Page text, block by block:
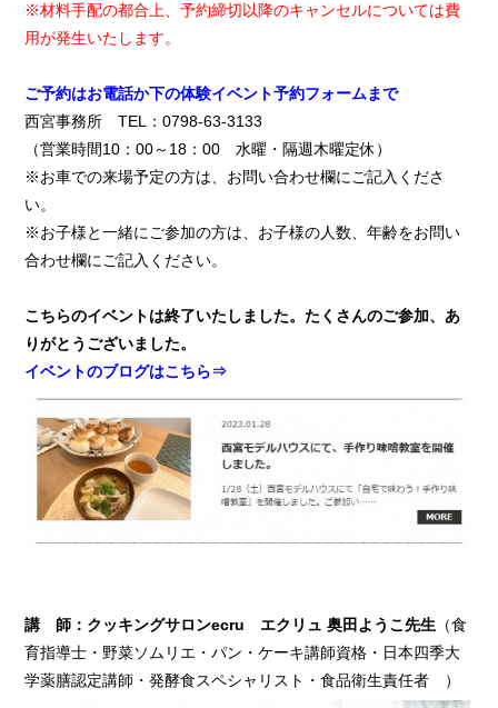
※材料手配の都合上、予約締切以降のキャンセルについては費
用が発生いたします。
ご予約はお電話か下の体験イベント予約フォームまで
西宮事務所 TEL：0798-63-3133
（営業時間10：00～18：00 水曜・隔週木曜定休）
※お車での来場予定の方は、お問い合わせ欄にご記入くださ
い。
※お子様と一緒にご参加の方は、お子様の人数、年齢をお問い
合わせ欄にご記入ください。
こちらのイベントは終了いたしました。たくさんのご参加、あ
りがとうございました。
イベントのブログはこちら⇒
講 師：クッキングサロンecru エクリュ 奥田ようこ先生 （食
育指導士・野菜ソムリエ・パン・ケーキ講師資格・日本四季大
学薬膳認定講師・発酵食スペシャリスト・食品衛生責任者 ）